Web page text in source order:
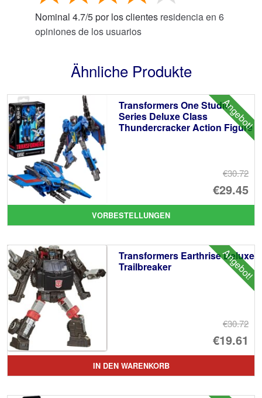
Nominal 4.7/5por los clientes residencia en 6
opiniones de los usuarios
Ähnliche Produkte
Angebot!
Transformers One Studio
Series Deluxe Class
Thundercracker Action Figure
€30.72
€29.45
VORBESTELLUNGEN
Angebot!
Transformers Earthrise Deluxe
Trailbreaker
€30.72
€19.61
IN DEN WARENKORB